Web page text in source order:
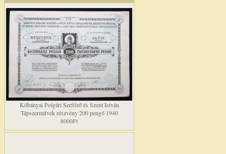
Kőbányai Polgári Serfőző és Szent István
Tápszerművek részvény 200 pengő 1940
8000Ft